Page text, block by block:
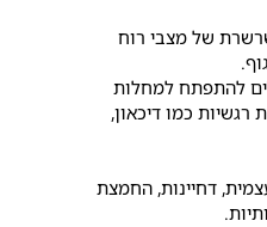
של מצבי רוח
להתפתח למחלות
רגשיות כמו דיכאון,
דחיינות, החמצת